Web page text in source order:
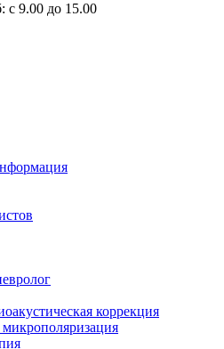
с 9.00 до 15.00
коррекция